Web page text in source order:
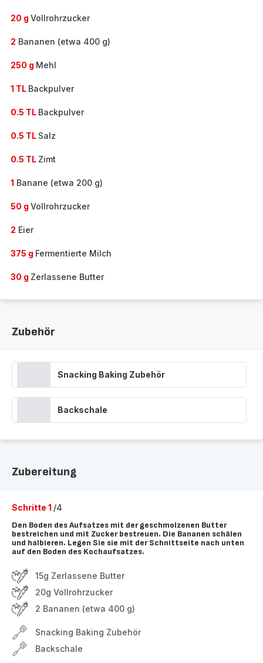
20 g Vollrohrzucker
2 Bananen (etwa 400 g)
250 g Mehl
1 TL Backpulver
0.5 TL Backpulver
0.5 TL Salz
0.5 TL Zimt
1 Banane (etwa 200 g)
50 g Vollrohrzucker
2 Eier
375 g Fermentierte Milch
30 g Zerlassene Butter
Zubehör
Snacking Baking Zubehör
Backschale
Zubereitung
Schritte 1 /4
Den Boden des Aufsatzes mit der geschmolzenen Butter
bestreichen und mit Zucker bestreuen. Die Bananen schälen
und halbieren. Legen Sie sie mit der Schnittseite nach unten
auf den Boden des Kochaufsatzes.
15g Zerlassene Butter
20g Vollrohrzucker
2 Bananen (etwa 400 g)
Snacking Baking Zubehör
Backschale